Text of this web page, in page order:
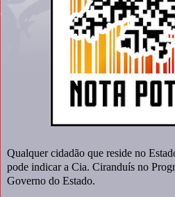
Qualquer cidadão que reside no
pode indicar a Cia. Ciranduís no
Governo do Estado.